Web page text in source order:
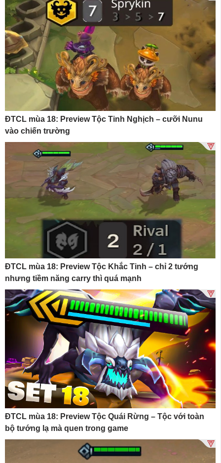
ĐTCL mùa 18: Preview Tộc Tinh Nghịch – cưỡi Nunu
vào chiến trường
ĐTCL mùa 18: Preview Tộc Khắc Tinh – chỉ 2 tướng
nhưng tiềm năng carry thì quá mạnh
ĐTCL mùa 18: Preview Tộc Quái Rừng – Tộc với toàn
bộ tướng lạ mà quen trong game